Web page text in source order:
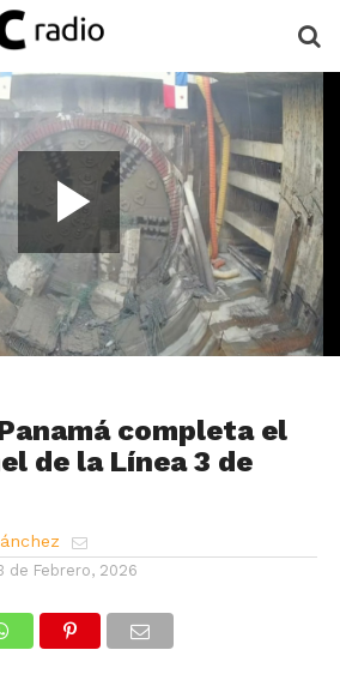
Play
Video
Current
Time
0:00
/
Duration
4:46
Loaded
completa el
de la Línea 3 de
de Febrero, 2026